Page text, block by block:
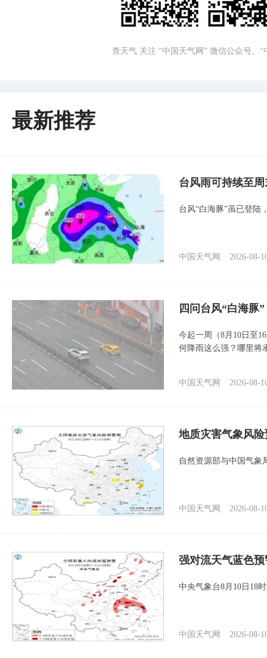
查天气 关注 “中国天气网” 微信公众号、
最新推荐
台风雨可持续至
台风“白海豚”虽已登陆
中国天气网 2026-08-
四问台风“白海豚
今起一周（8月10日至
何降雨这么强？哪里将
中国天气网 2026-08-
地质灾害气象风
自然资源部与中国气象
中国天气网 2026-08-
强对流天气蓝色
中央气象台8月10日18
中国天气网 2026-08-